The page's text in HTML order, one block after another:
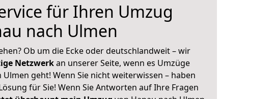
für Ihren Umzug
nach Ulmen
Ob um die Ecke oder deutschlandweit – wir
Netzwerkan unserer Seite, wenn es Umzüge
Ulmen geht! Wenn Sie nicht weiterwissen – haben
für Sie! Wenn Sie Antworten auf Ihre Fragen